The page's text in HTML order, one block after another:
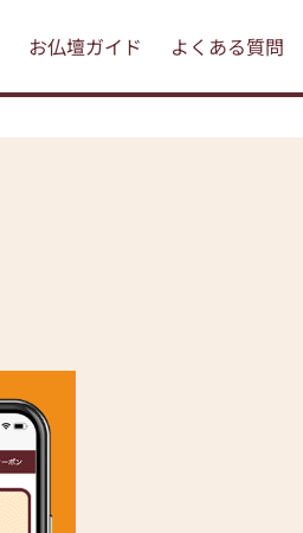
お仏壇ガイド よくある質問